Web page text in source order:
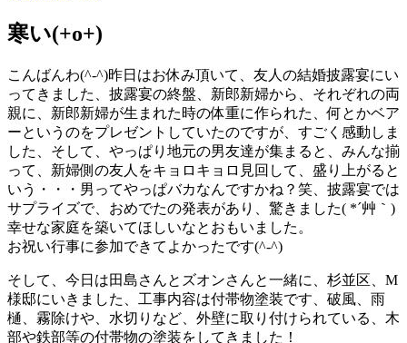
寒い(+o+)
こんばんわ(^-^)昨日はお休み頂いて、友人の結婚披露宴にい
ってきました、披露宴の終盤、新郎新婦から、それぞれの両
親に、新郎新婦が生まれた時の体重に作られた、何とかベア
ーというのをプレゼントしていたのですが、すごく感動しま
した、そして、やっぱり地元の男友達が集まると、みんな揃
って、新婦側の友人をキョロキョロ見回して、盛り上がると
いう・・・男ってやっぱバカなんですかね？笑、披露宴では
サプライズで、おめでたの発表があり、驚きました( *´艸｀)
幸せな家庭を築いてほしいなとおもいました。
お祝い行事に参加できてよかったです(^-^)
そして、今日は田島さんとズオンさんと一緒に、杉並区、M
様邸にいきました、工事内容は付帯物塗装です、破風、雨
樋、霧除けや、水切りなど、外壁に取り付けられている、木
部や鉄部等の付帯物の塗装をしてきました！